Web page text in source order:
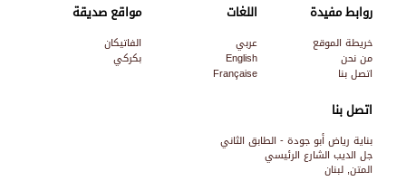
اتصل بنا
بناية رياض أبو جودة - الطابق الثاني
جل الديب الشارع الرئيسي
المتن, لبنان
روابط مفيدة
خريطة الموقع
من نحن
اتصل بنا
اللغات
عربي
English
Française
مواقع صديقة
الفاتيكان
بكركي